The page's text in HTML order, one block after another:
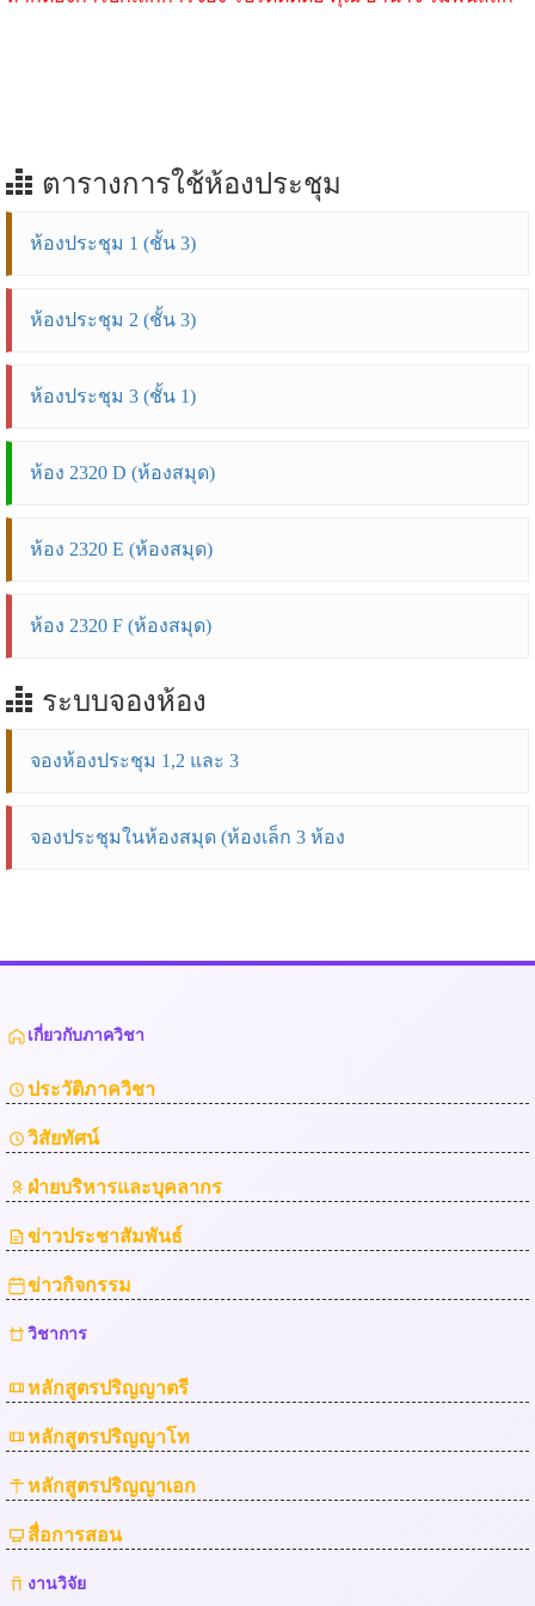
ตารางการใช้ห้องประชุม
ห้องประชุม 1 (ชั้น 3)
ห้องประชุม 2 (ชั้น 3)
ห้องประชุม 3 (ชั้น 1)
ห้อง 2320 D (ห้องสมุด)
ห้อง 2320 E (ห้องสมุด)
ห้อง 2320 F (ห้องสมุด)
ระบบจองห้อง
จองห้องประชุม 1,2 และ 3
จองประชุมในห้องสมุด (ห้องเล็ก 3 ห้อง
เกี่ยวกับภาควิชา
ประวัติภาควิชา
วิสัยทัศน์
ฝ่ายบริหารและบุคลากร
ข่าวประชาสัมพันธ์
ข่าวกิจกรรม
วิชาการ
หลักสูตรปริญญาตรี
หลักสูตรปริญญาโท
หลักสูตรปริญญาเอก
สื่อการสอน
งานวิจัย